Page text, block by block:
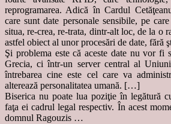
reprogramarea. Adică în Cardul
care sunt date personale sensibile, pe
situa, re-crea, re-trata, dintr-alt loc, de la o
astfel obiect al unor procesări de date, fără
Şi problema este că aceste date nu vor fi
Grecia, ci într-un server central al
întrebarea cine este cel care va
alterează personalitatea umană. […]
Biserica nu poate lua poziţie în legătură
faţa ei cadrul legal respectiv. În acest
domnul Ragouzis …